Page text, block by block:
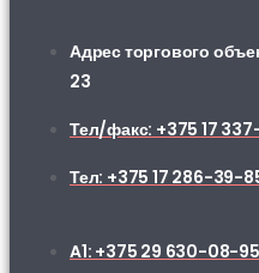
Адрес торгового
23
Тел/факс: +375 17
Тел: +375 17 286-39-
A1: +375 29 630-08-95